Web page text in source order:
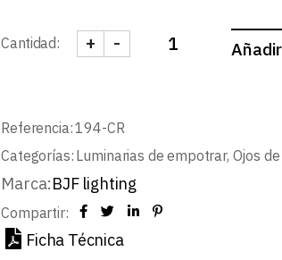
Cantidad: SPOTMINI REDONDO
-
+
Referencia:194-CR
Categorías: Luminarias de empotrar, Ojos
Marca:BJF lighting
Compartir:
Ficha Técnica